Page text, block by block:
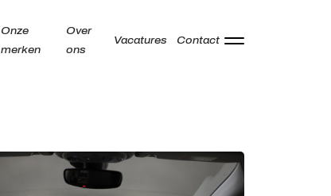
Onze
merken
Over
ons
Vacatures Contact
Kamperzeedijk 87-89
8281 PC Genemuiden